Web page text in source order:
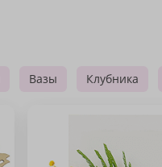
Вазы Клубника